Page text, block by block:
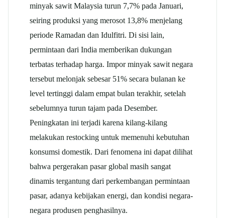
minyak sawit Malaysia turun 7,7% pada Januari,
seiring produksi yang merosot 13,8% menjelang
periode Ramadan dan Idulfitri. Di sisi lain,
permintaan dari India memberikan dukungan
terbatas terhadap harga. Impor minyak sawit negara
tersebut melonjak sebesar 51% secara bulanan ke
level tertinggi dalam empat bulan terakhir, setelah
sebelumnya turun tajam pada Desember.
Peningkatan ini terjadi karena kilang-kilang
melakukan restocking untuk memenuhi kebutuhan
konsumsi domestik. Dari fenomena ini dapat dilihat
bahwa pergerakan pasar global masih sangat
dinamis tergantung dari perkembangan permintaan
pasar, adanya kebijakan energi, dan kondisi negara-
negara produsen penghasilnya.